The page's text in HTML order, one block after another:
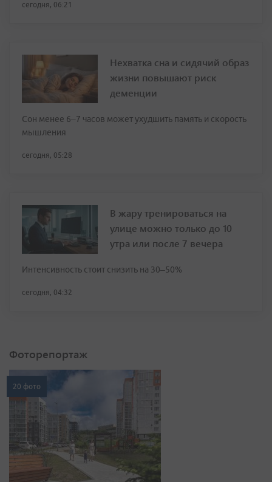
сегодня, 06:21
Нехватка сна и сидячий образ
жизни повышают риск
деменции
Сон менее 6–7 часов может ухудшить память и скорость
мышления
сегодня, 05:28
В жару тренироваться на
улице можно только до 10
утра или после 7 вечера
Интенсивность стоит снизить на 30–50%
сегодня, 04:32
Фоторепортаж
20 фото